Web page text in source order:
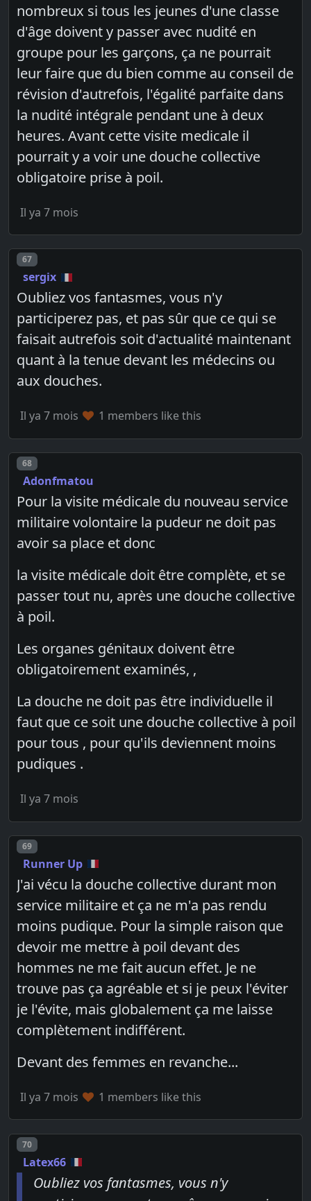
nombreux si tous les jeunes d'une classe
d'âge doivent y passer avec nudité en
groupe pour les garçons, ça ne pourrait
leur faire que du bien comme au conseil de
révision d'autrefois, l'égalité parfaite dans
la nudité intégrale pendant une à deux
heures. Avant cette visite medicale il
pourrait y a voir une douche collective
obligatoire prise à poil.
Il ya 7 mois
Post number
67
sergix
Oubliez vos fantasmes, vous n'y
participerez pas, et pas sûr que ce qui se
faisait autrefois soit d'actualité maintenant
quant à la tenue devant les médecins ou
aux douches.
Il ya 7 mois 1 members like this
Post number
68
Adonfmatou
Pour la visite médicale du nouveau service
militaire volontaire la pudeur ne doit pas
avoir sa place et donc
la visite médicale doit être complète, et se
passer tout nu, après une douche collective
à poil.
Les organes génitaux doivent être
obligatoirement examinés, ,
La douche ne doit pas être individuelle il
faut que ce soit une douche collective à poil
pour tous , pour qu'ils deviennent moins
pudiques .
Il ya 7 mois
Post number
69
Runner Up
J'ai vécu la douche collective durant mon
service militaire et ça ne m'a pas rendu
moins pudique. Pour la simple raison que
devoir me mettre à poil devant des
hommes ne me fait aucun effet. Je ne
trouve pas ça agréable et si je peux l'éviter
je l'évite, mais globalement ça me laisse
complètement indifférent.
Devant des femmes en revanche...
Il ya 7 mois 1 members like this
Post number
70
Latex66
Oubliez vos fantasmes, vous n'y